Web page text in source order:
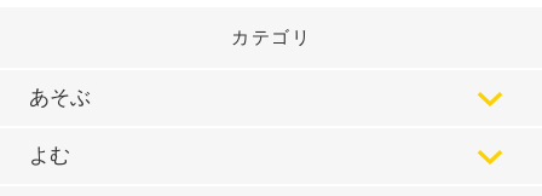
カテゴリ
あそぶ
よむ